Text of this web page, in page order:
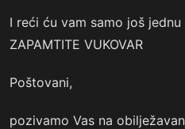
I reći ću vam samo još jednu
ZAPAMTITE VUKOVAR
Poštovani,
pozivamo Vas na